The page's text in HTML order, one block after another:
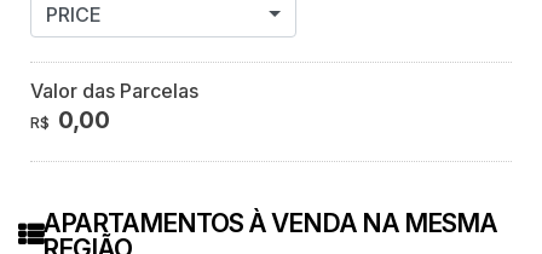
PRICE
Valor das Parcelas
R$ 0,00
APARTAMENTOS À VENDA NA MESMA